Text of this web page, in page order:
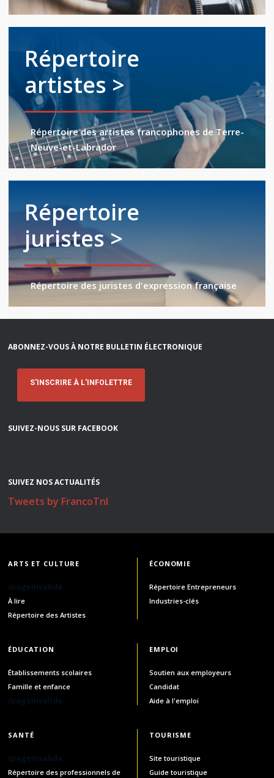
Répertoire
artistes >
Répertoire des artistes francophones de Terre-
Neuve-et-Labrador
Répertoire
juristes >
Répertoire des juristes d'expression française
ABONNEZ-VOUS À NOTRE BULLETIN ÉLECTRONIQUE
S'INSCRIRE À L'INFOLETTRE
SUIVEZ-NOUS SUR FACEBOOK
SUIVEZ NOS ACTUALITÉS
Tweets by FrancoTnl
ARTS ET CULTURE
/pageInvalide
À lire
Répertoire des Artistes
ÉCONOMIE
Répertoire Entrepreneurs
Industries-clés
ÉDUCATION
Établissements scolaires
Famille et enfance
/pageInvalide
EMPLOI
Soutien aux employeurs
Candidat
Aide à l'emploi
SANTÉ
/pageInvalide
Répertoire des professionnels de
TOURISME
Site touristique
Guide touristique